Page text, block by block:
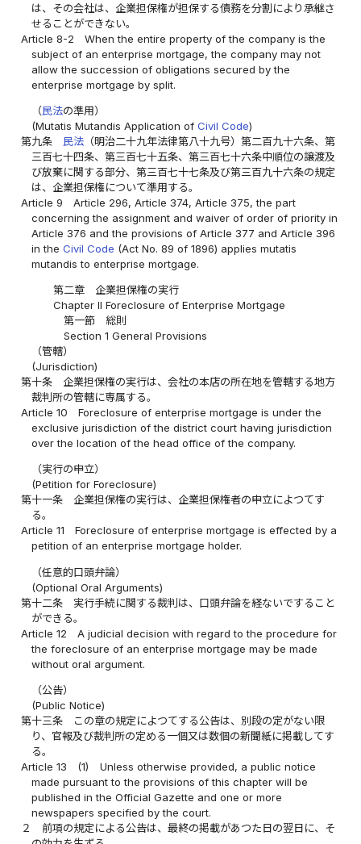
は、その会社は、企業担保権が担保する債務を分割により承継さ
せることができない。
Article 8-2
When the entire property of the company is the
subject of an enterprise mortgage, the company may not
allow the succession of obligations secured by the
enterprise mortgage by split.
（民法の準用）
(Mutatis Mutandis Application ofCivil Code)
第九条
民法 （明治二十九年法律第八十九号）第二百九十六条、第
三百七十四条、第三百七十五条、第三百七十六条中順位の譲渡及
び放棄に関する部分、第三百七十七条及び第三百九十六条の規定
は、企業担保権について準用する。
Article 9
Article 296, Article 374, Article 375, the part
concerning the assignment and waiver of order of priority in
Article 376 and the provisions of Article 377 and Article 396
in theCivil Code (Act No. 89 of 1896) applies mutatis
mutandis to enterprise mortgage.
第二章 企業担保権の実行
Chapter II Foreclosure of Enterprise Mortgage
第一節 総則
Section 1 General Provisions
（管轄）
(Jurisdiction)
第十条
企業担保権の実行は、会社の本店の所在地を管轄する地方
裁判所の管轄に専属する。
Article 10
Foreclosure of enterprise mortgage is under the
exclusive jurisdiction of the district court having jurisdiction
over the location of the head office of the company.
（実行の申立）
(Petition for Foreclosure)
第十一条
企業担保権の実行は、企業担保権者の申立によつてす
る。
Article 11
Foreclosure of enterprise mortgage is effected by a
petition of an enterprise mortgage holder.
（任意的口頭弁論）
(Optional Oral Arguments)
第十二条
実行手続に関する裁判は、口頭弁論を経ないですること
ができる。
Article 12
A judicial decision with regard to the procedure for
the foreclosure of an enterprise mortgage may be made
without oral argument.
（公告）
(Public Notice)
第十三条
この章の規定によつてする公告は、別段の定がない限
り、官報及び裁判所の定める一個又は数個の新聞紙に掲載してす
る。
Article 13
(1)
Unless otherwise provided, a public notice
made pursuant to the provisions of this chapter will be
published in the Official Gazette and one or more
newspapers specified by the court.
２
前項の規定による公告は、最終の掲載があつた日の翌日に、そ